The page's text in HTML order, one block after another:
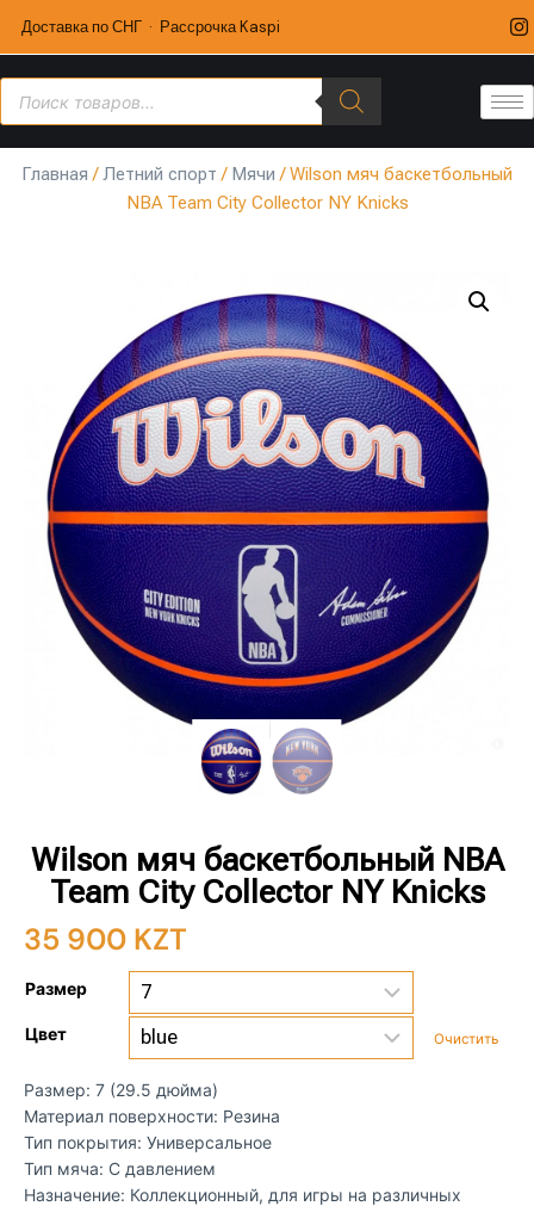
Доставка по СНГ · Рассрочка Kaspi
Главная /Летний спорт / Мячи / Wilson мяч баскетбольный
NBA Team City Collector NY Knicks
Wilson мяч баскетбольный NBA
Team City Collector NY Knicks
35 900 KZT
Размер
Цвет Очистить
Размер: 7 (29.5 дюйма)
Материал поверхности: Резина
Тип покрытия: Универсальное
Тип мяча: С давлением
Назначение: Коллекционный, для игры на различных